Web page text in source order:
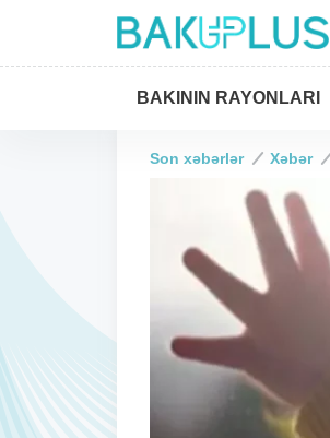
BAKININ RAYONLARI
Son xəbərlər Xəbər